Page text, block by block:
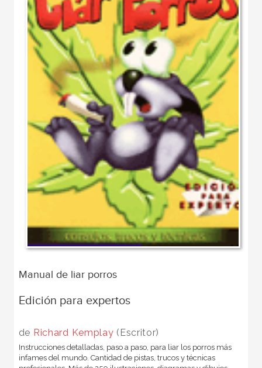
Manual de liar porros
Edición para expertos
de Richard Kemplay (Escritor)
Instrucciones detalladas, paso a paso, para liar los porros más
infames del mundo. Cantidad de pistas, trucos y técnicas